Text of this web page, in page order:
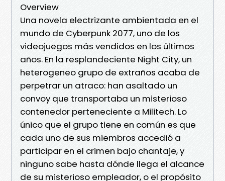
Overview
Una novela electrizante ambientada en el
mundo de Cyberpunk 2077, uno de los
videojuegos más vendidos en los últimos
años. En la resplandeciente Night City, un
heterogeneo grupo de extraños acaba de
perpetrar un atraco: han asaltado un
convoy que transportaba un misterioso
contenedor perteneciente a Militech. Lo
único que el grupo tiene en común es que
cada uno de sus miembros accedió a
participar en el crimen bajo chantaje, y
ninguno sabe hasta dónde llega el alcance
de su misterioso empleador, o el propósito